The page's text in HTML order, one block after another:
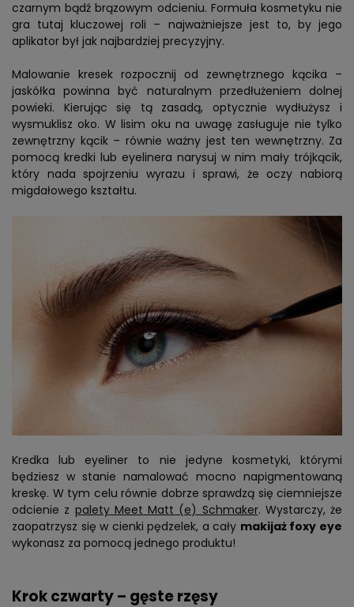
czarnym bądź brązowym odcieniu. Formuła kosmetyku nie
gra tutaj kluczowej roli – najważniejsze jest to, by jego
aplikator był jak najbardziej precyzyjny.
Malowanie kresek rozpocznij od zewnętrznego kącika –
jaskółka powinna być naturalnym przedłużeniem dolnej
powieki. Kierując się tą zasadą, optycznie wydłużysz i
wysmuklisz oko. W lisim oku na uwagę zasługuje nie tylko
zewnętrzny kącik – równie ważny jest ten wewnętrzny. Za
pomocą kredki lub eyelinera narysuj w nim mały trójkącik,
który nada spojrzeniu wyrazu i sprawi, że oczy nabiorą
migdałowego kształtu.
Kredka lub eyeliner to nie jedyne kosmetyki, którymi
będziesz w stanie namalować mocno napigmentowaną
kreskę. W tym celu równie dobrze sprawdzą się ciemniejsze
odcienie z palety Meet Matt (e) Schmaker. Wystarczy, że
zaopatrzysz się w cienki pędzelek, a cały makijaż foxy eye
wykonasz za pomocą jednego produktu!
Krok czwarty – gęste rzęsy